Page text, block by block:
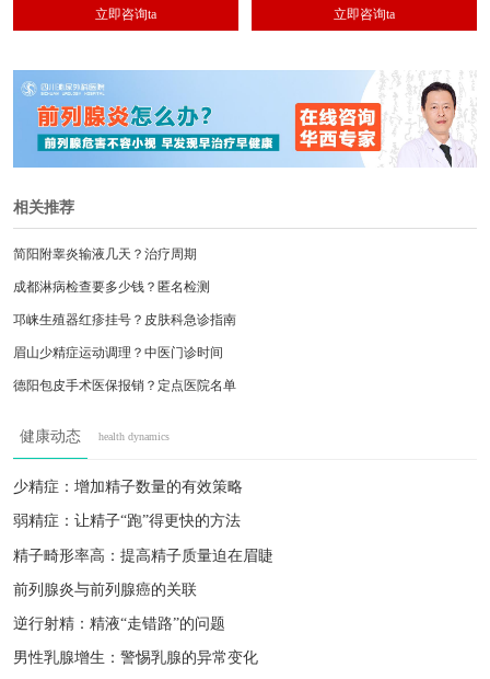
立即咨询ta 立即咨询ta
相关推荐
简阳附睾炎输液几天？治疗周期
成都淋病检查要多少钱？匿名检测
邛崃生殖器红疹挂号？皮肤科急诊指南
眉山少精症运动调理？中医门诊时间
德阳包皮手术医保报销？定点医院名单
内江睾丸坠胀疼痛？泌尿外科急诊
德阳包皮手术医保报销？定点医院名单
彭州尿道口狭窄怎么处理？手术方案
健康动态 health dynamics
少精症：增加精子数量的有效策略
弱精症：让精子“跑”得更快的方法
精子畸形率高：提高精子质量迫在眉睫
前列腺炎与前列腺癌的关联
逆行射精：精液“走错路”的问题
男性乳腺增生：警惕乳腺的异常变化